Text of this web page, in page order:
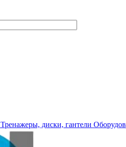
Тренажеры, диски, гантели